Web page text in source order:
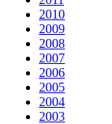
2010
2009
2008
2007
2006
2005
2004
2003